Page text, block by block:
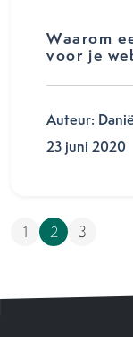
Waarom
voor je
Auteur:
23 juni 2020
1 2 3